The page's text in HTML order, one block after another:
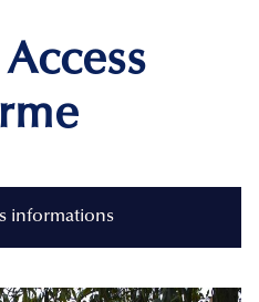
informations